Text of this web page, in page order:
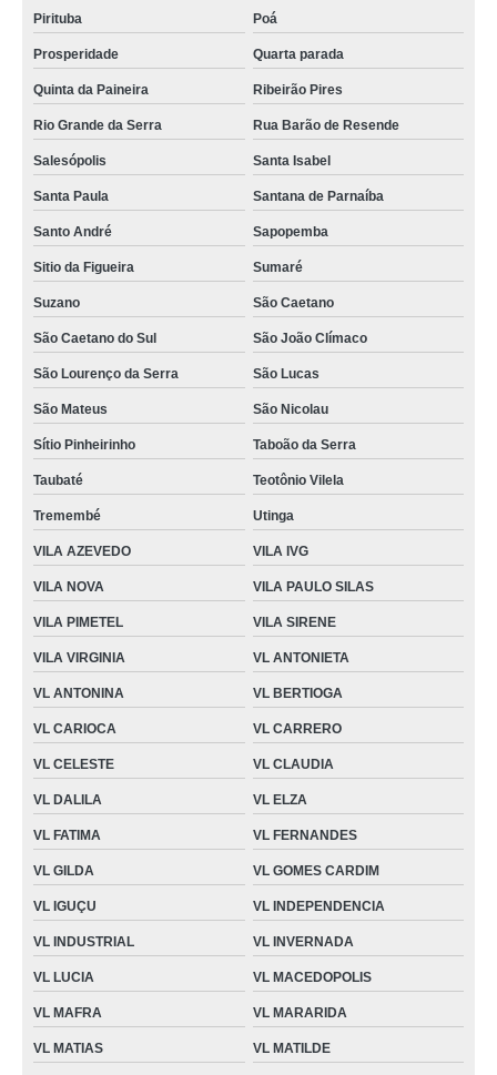
fabricante de prensa queijo inox Campos dos Goytacazes
fabricante de prensa para queijo quadrada Vila Califórnia
prensa para queijo redondo Vila Maria
prensa para queijo redondo cotar Afonso Cláudio
fabricante de prensa para queijo inox VILA NOVA
prensa de queijo industrial Cachoeiro de Itapemirim
Pirituba Poá
Prosperidade Quarta parada
Quinta da Paineira Ribeirão Pires
Rio Grande da Serra Rua Barão de Resende
Salesópolis Santa Isabel
Santa Paula Santana de Parnaíba
Santo André Sapopemba
Sitio da Figueira Sumaré
Suzano São Caetano
São Caetano do Sul São João Clímaco
São Lourenço da Serra São Lucas
São Mateus São Nicolau
Sítio Pinheirinho Taboão da Serra
Taubaté Teotônio Vilela
Tremembé Utinga
VILA AZEVEDO VILA IVG
VILA NOVA VILA PAULO SILAS
VILA PIMETEL VILA SIRENE
VILA VIRGINIA VL ANTONIETA
VL ANTONINA VL BERTIOGA
VL CARIOCA VL CARRERO
VL CELESTE VL CLAUDIA
VL DALILA VL ELZA
VL FATIMA VL FERNANDES
VL GILDA VL GOMES CARDIM
VL IGUÇU VL INDEPENDENCIA
VL INDUSTRIAL VL INVERNADA
VL LUCIA VL MACEDOPOLIS
VL MAFRA VL MARARIDA
VL MATIAS VL MATILDE